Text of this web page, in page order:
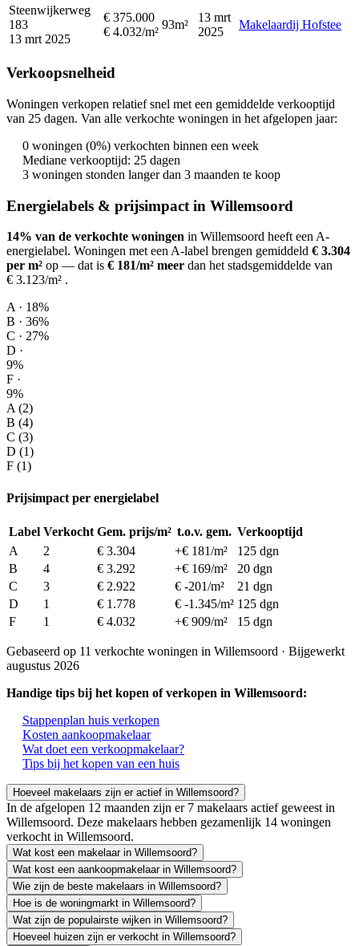
Steenwijkerweg
183
13 mrt 2025
€ 375.000
€ 4.032/m²
93m²
13 mrt
2025
Makelaardij Hofstee
Verkoopsnelheid
Woningen verkopen relatief snel met een gemiddelde verkooptijd
van 25 dagen. Van alle verkochte woningen in het afgelopen jaar:
0 woningen (0%) verkochten binnen een week
Mediane verkooptijd: 25 dagen
3 woningen stonden langer dan 3 maanden te koop
Energielabels & prijsimpact in Willemsoord
14% van de verkochte woningen in Willemsoord heeft een A-
energielabel. Woningen met een A-label brengen gemiddeld € 3.304
per m² op — dat is € 181/m² meer dan het stadsgemiddelde van
€ 3.123/m² .
A · 18%
B · 36%
C · 27%
D ·
9%
F ·
9%
A (2)
B (4)
C (3)
D (1)
F (1)
Prijsimpact per energielabel
Label Verkocht Gem. prijs/m² t.o.v. gem. Verkooptijd
A
2 € 3.304 +€ 181/m²
125 dgn
B
4 € 3.292 +€ 169/m²
20 dgn
C
3 € 2.922 € -201/m²
21 dgn
D
1 € 1.778 € -1.345/m² 125 dgn
F
1 € 4.032 +€ 909/m² 15 dgn
Gebaseerd op 11 verkochte woningen in Willemsoord · Bijgewerkt
augustus 2026
Handige tips bij het kopen of verkopen in Willemsoord:
Stappenplan huis verkopen
Kosten aankoopmakelaar
Wat doet een verkoopmakelaar?
Tips bij het kopen van een huis
Hoeveel makelaars zijn er actief in Willemsoord?
In de afgelopen 12 maanden zijn er 7 makelaars actief geweest in
Willemsoord. Deze makelaars hebben gezamenlijk 14 woningen
verkocht in Willemsoord.
Wat kost een makelaar in Willemsoord?
Wat kost een aankoopmakelaar in Willemsoord?
Wie zijn de beste makelaars in Willemsoord?
Hoe is de woningmarkt in Willemsoord?
Wat zijn de populairste wijken in Willemsoord?
Hoeveel huizen zijn er verkocht in Willemsoord?